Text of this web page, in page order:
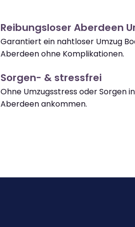
Reibungsloser Aberdeen
Garantiert ein nahtloser Umzug
Aberdeen ohne Komplikationen.
Sorgen- & stressfrei
Ohne Umzugsstress oder Sorgen in
Aberdeen ankommen.